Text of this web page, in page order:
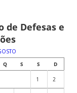
de Defesas e
Q S S D
1 2